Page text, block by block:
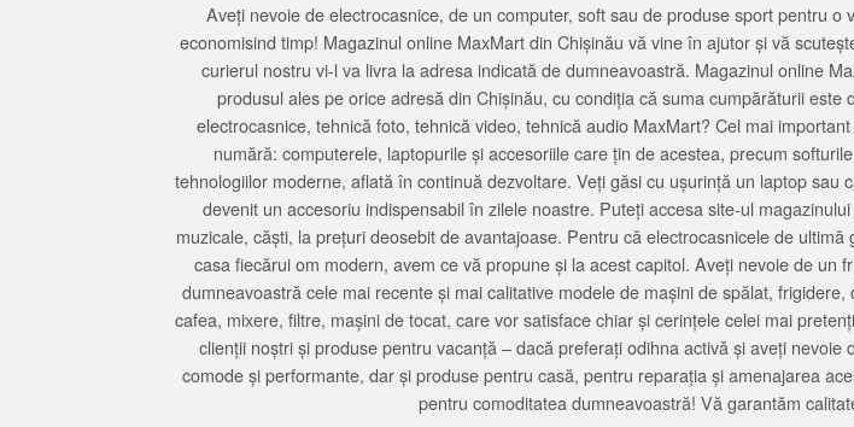
Aveți nevoie de electrocasnice, de un computer, soft sau de produse sport pentru
economisind timp! Magazinul online MaxMart din Chișinău vă vine în ajutor și vă
curierul nostru vi-l va livra la adresa indicată de dumneavoastră. Magazinul online
produsul ales pe orice adresă din Chișinău, cu condiția că suma cumpărăturii
electrocasnice, tehnică foto, tehnică video, tehnică audio MaxMart? Cel mai
numără: computerele, laptopurile și accesoriile care țin de acestea, precum
tehnologiilor moderne, aflată în continuă dezvoltare. Veți găsi cu ușurință un laptop
devenit un accesoriu indispensabil în zilele noastre. Puteți accesa site-ul
muzicale, căști, la prețuri deosebit de avantajoase. Pentru că electrocasnicele de
casa fiecărui om modern, avem ce vă propune și la acest capitol. Aveți nevoie de
dumneavoastră cele mai recente și mai calitative modele de mașini de spălat,
cafea, mixere, filtre, mașini de tocat, care vor satisface chiar și cerințele celei mai
clienții noștri și produse pentru vacanță – dacă preferați odihna activă și aveți
comode și performante, dar și produse pentru casă, pentru reparația și amenajarea
pentru comoditatea dumneavoastră! Vă garantăm